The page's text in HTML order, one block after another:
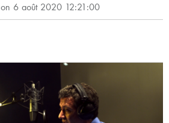
on 6 août 2020 12:21:00